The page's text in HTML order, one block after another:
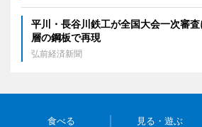
平川・長谷川鉄工が全国大会一次審
層の鋼板で再現
弘前経済新聞
食べる 見る・遊ぶ